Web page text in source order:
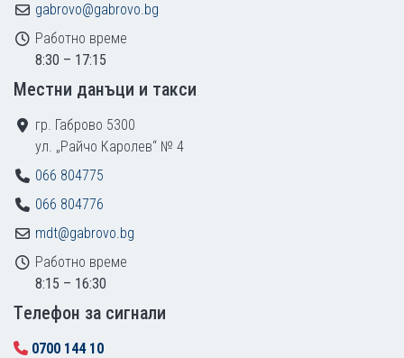
gabrovo@gabrovo.bg
Работно време
8:30 – 17:15
Местни данъци и такси
гр. Габрово 5300
ул. „Райчо Каролев“ № 4
066 804775
066 804776
mdt@gabrovo.bg
Работно време
8:15 – 16:30
Tелефон за сигнали
0700 144 10